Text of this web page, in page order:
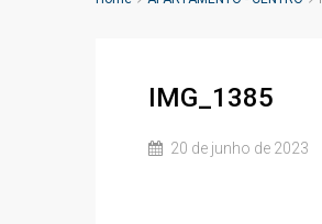
IMG_1385
20 de junho de 2023